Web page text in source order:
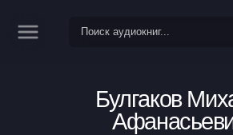
Булгаков